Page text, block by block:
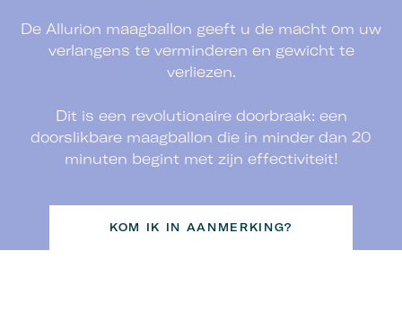
De Allurion maagballon geeft u de macht om uw
verlangens te verminderen en gewicht te
verliezen.
Dit is een revolutionaire doorbraak: een
doorslikbare maagballon die in minder dan 20
minuten begint met zijn effectiviteit!
KOM IK IN AANMERKING?